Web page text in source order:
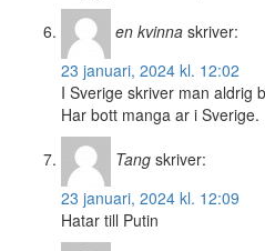
en kvinna skriver:
23 januari, 2024 kl. 12:02
I Sverige skriver man aldrig
Har bott manga ar i Sverige.
Tang skriver:
23 januari, 2024 kl. 12:09
Hatar till Putin